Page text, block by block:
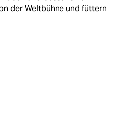
der Weltbühne und füttern